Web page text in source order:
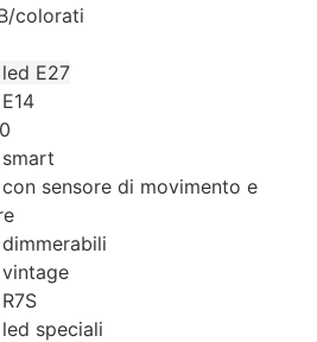
colorati
E27
sensore di movimento e
speciali